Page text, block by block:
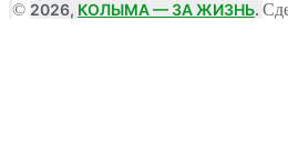
© 2026, КОЛЫМА — ЗА ЖИЗНЬ.